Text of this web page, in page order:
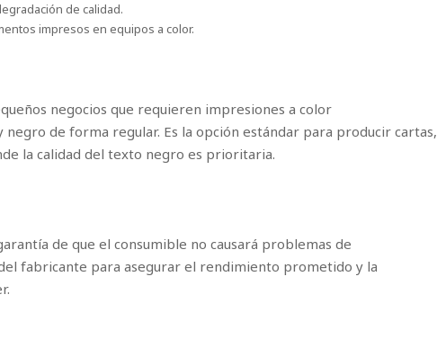
de calidad.
impresos en equipos a color.
negocios que requieren impresiones a color
de forma regular. Es la opción estándar para producir cartas,
la calidad del texto negro es prioritaria.
de que el consumible no causará problemas de
fabricante para asegurar el rendimiento prometido y la